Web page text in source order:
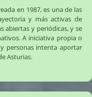
en 1987, es una de las
y más activas de
abiertas y periódicas, y se
A iniciativa propia o
personas intenta aportar
Asturias.